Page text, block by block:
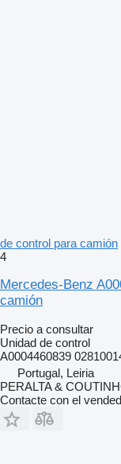
de control para camión
4
Mercedes-Benz
camión
Precio a consultar
Unidad de control
A0004460839
Portugal, Leiria
PERALTA &
Contacte con el